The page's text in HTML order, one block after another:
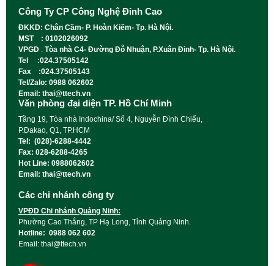
Công Ty CP Công Nghệ Đỉnh Cao
ĐKKD: Chân Cầm- P. Hoàn Kiếm- Tp. Hà Nội.
MST : 0102026092
VPGD : Tòa nhà C4- Đường Đỗ Nhuận, P.Xuân Đỉnh- Tp. Hà Nội.
Tel :024.37505142
Fax :024.37505143
Tel/Zalo: 0988 062602
Email: thai@ttech.vn
Văn phòng đại diện TP. Hồ Chí Minh
Tầng 19, Tòa nhà Indochina/ Số 4, Nguyễn Đình Chiểu,
P.Đakao, Q1, TP.HCM
Tel: (028)-6288-4442
Fax: 028-6288-4265
Hot Line: 0988062602
Email: thai@ttech.vn
Các chi nhánh công ty
VPĐD Chi nhánh Quảng Ninh:
Phường Cao Thắng, TP Hạ Long, Tỉnh Quảng Ninh.
Hotline: 0988 062 602
Email: thai@ttech.vn